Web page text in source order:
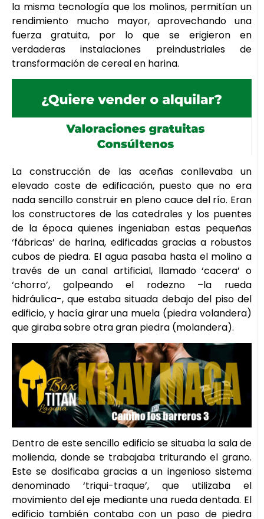
la misma tecnología que los molinos, permitían un
rendimiento mucho mayor, aprovechando una
fuerza gratuita, por lo que se erigieron en
verdaderas instalaciones preindustriales de
transformación de cereal en harina.
La construcción de las aceñas conllevaba un
elevado coste de edificación, puesto que no era
nada sencillo construir en pleno cauce del río. Eran
los constructores de las catedrales y los puentes
de la época quienes ingeniaban estas pequeñas
‘fábricas’ de harina, edificadas gracias a robustos
cubos de piedra. El agua pasaba hasta el molino a
través de un canal artificial, llamado ‘cacera’ o
‘chorro’, golpeando el rodezno –la rueda
hidráulica-, que estaba situada debajo del piso del
edificio, y hacía girar una muela (piedra volandera)
que giraba sobre otra gran piedra (molandera).
Dentro de este sencillo edificio se situaba la sala de
molienda, donde se trabajaba triturando el grano.
Este se dosificaba gracias a un ingenioso sistema
denominado ‘triqui-traque’, que utilizaba el
movimiento del eje mediante una rueda dentada. El
edificio también contaba con un paso de piedra